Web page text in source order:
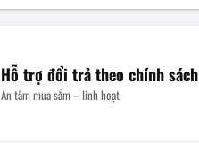
Hỗ trợ đổi trả theo chính sách
An tâm mua sắm – linh hoạt